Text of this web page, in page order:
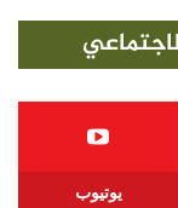
يوتيوب